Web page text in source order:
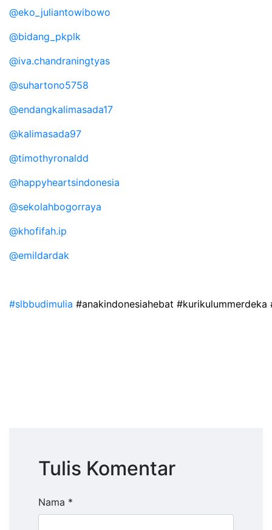
@eko_juliantowibowo
@bidang_pkplk
@iva.chandraningtyas
@suhartono5758
@endangkalimasada17
@kalimasada97
@timothyronaldd
@happyheartsindonesia
@sekolahbogorraya
@khofifah.ip
@emildardak
#slbbudimulia #anakindonesiahebat #kurikulummerdeka
Tulis Komentar
Nama *